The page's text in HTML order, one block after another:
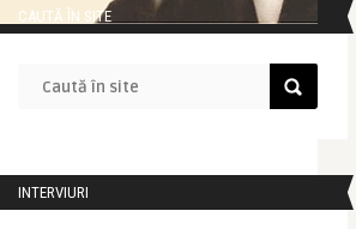
CAUTĂ ÎN SITE
INTERVIURI